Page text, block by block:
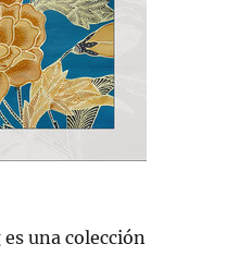
una colección